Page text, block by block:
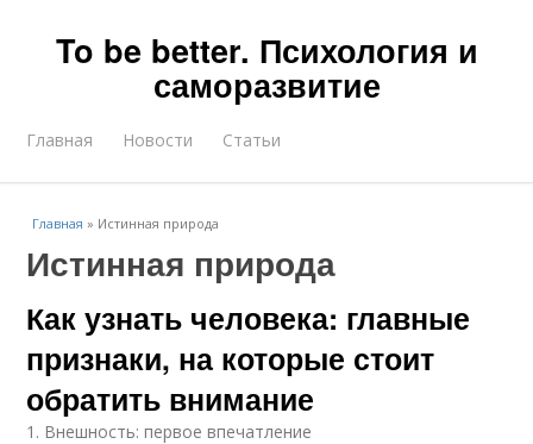
To be better. Психология и
саморазвитие
Главная Новости Статьи
Главная » Истинная природа
Истинная природа
Как узнать человека: главные
признаки, на которые стоит
обратить внимание
1. Внешность: первое впечатление